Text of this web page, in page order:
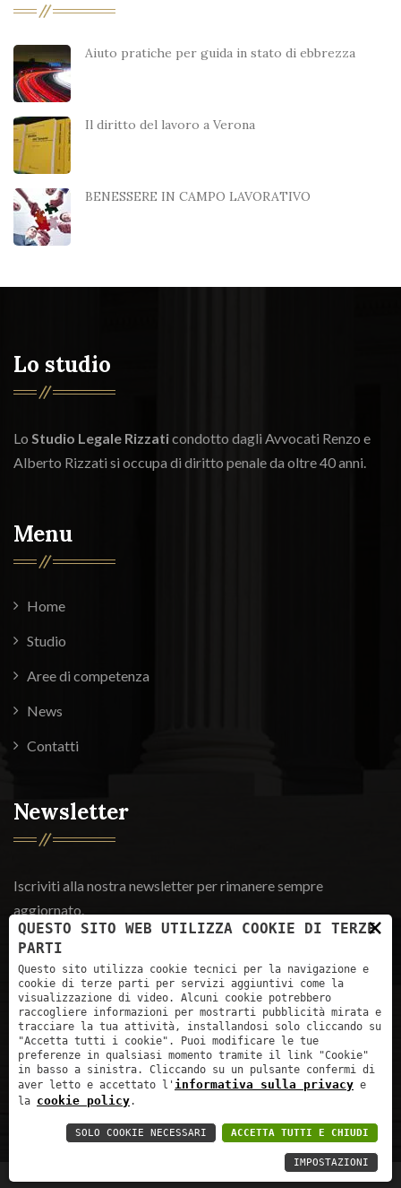
Aiuto pratiche per guida in stato di ebbrezza
Il diritto del lavoro a Verona
BENESSERE IN CAMPO LAVORATIVO
Lo studio
Lo Studio Legale Rizzaticondotto dagli Avvocati Renzo e
Alberto Rizzati si occupa di diritto penale da oltre 40 anni.
Menu
Home
Studio
Aree di competenza
News
Contatti
Newsletter
Iscriviti alla nostra newsletter per rimanere sempre
aggiornato.
Ho lettol'informativae autorizzo il trattamento dei miei
dati personali per le finalità ivi indicate. *
Iscriviti
Obbligatorio
×
QUESTO SITO WEB UTILIZZA COOKIE DI TERZE
PARTI
Questo sito utilizza cookie tecnici per la navigazione e
cookie di terze parti per servizi aggiuntivi come la
visualizzazione di video. Alcuni cookie potrebbero
raccogliere informazioni per mostrarti pubblicità mirata e
tracciare la tua attività, installandosi solo cliccando su
"Accetta tutti i cookie". Puoi modificare le tue
preferenze in qualsiasi momento tramite il link "Cookie"
in basso a sinistra. Cliccando su un pulsante confermi di
aver letto e accettato l' informativa sulla privacy e
la cookie policy.
ACCETTA TUTTI E CHIUDI
SOLO COOKIE NECESSARI
IMPOSTAZIONI